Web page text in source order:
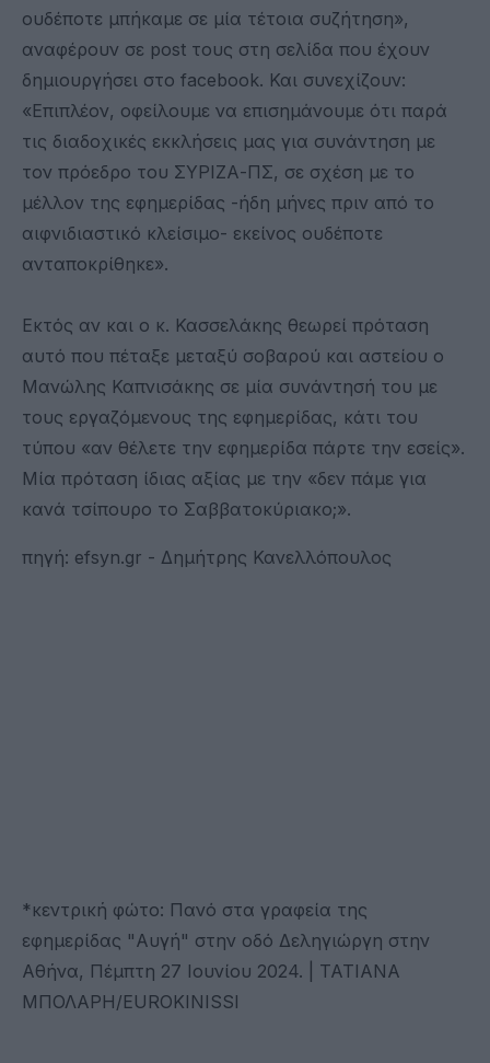
ουδέποτε μπήκαμε σε μία τέτοια συζήτηση»,
αναφέρουν σε post τους στη σελίδα που έχουν
δημιουργήσει στο facebook. Και συνεχίζουν:
«Επιπλέον, οφείλουμε να επισημάνουμε ότι παρά
τις διαδοχικές εκκλήσεις μας για συνάντηση με
τον πρόεδρο του ΣΥΡΙΖΑ-ΠΣ, σε σχέση με το
μέλλον της εφημερίδας -ήδη μήνες πριν από το
αιφνιδιαστικό κλείσιμο- εκείνος ουδέποτε
ανταποκρίθηκε».
Εκτός αν και ο κ. Κασσελάκης θεωρεί πρόταση
αυτό που πέταξε μεταξύ σοβαρού και αστείου ο
Μανώλης Καπνισάκης σε μία συνάντησή του με
τους εργαζόμενους της εφημερίδας, κάτι του
τύπου «αν θέλετε την εφημερίδα πάρτε την εσείς».
Μία πρόταση ίδιας αξίας με την «δεν πάμε για
κανά τσίπουρο το Σαββατοκύριακο;».
πηγή: efsyn.gr - Δημήτρης Κανελλόπουλος
*κεντρική φώτο: Πανό στα γραφεία της
εφημερίδας "Αυγή" στην οδό Δεληγιώργη στην
Αθήνα, Πέμπτη 27 Ιουνίου 2024. | ΤΑΤΙΑΝΑ
ΜΠΟΛΑΡΗ/EUROKINISSI